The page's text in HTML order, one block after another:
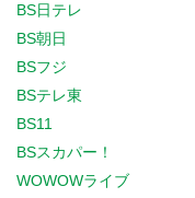
BS日テレ
BS朝日
BSフジ
BSテレ東
BS11
BSスカパー！
WOWOWライブ